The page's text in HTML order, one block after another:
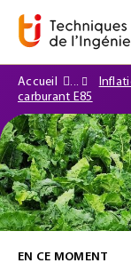
Accueil
carburant E85
EN CE MOMENT